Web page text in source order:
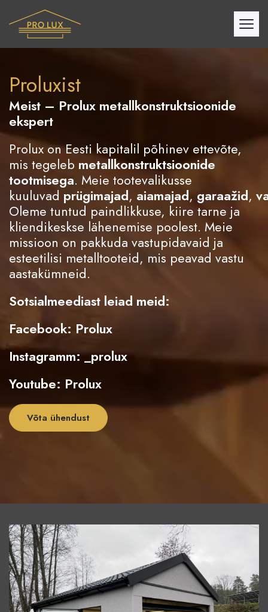
Proluxist
Meist – Prolux metallkonstruktsioonide
ekspert
Prolux on Eesti kapitalil põhinev ettevõte,
mis tegeleb metallkonstruktsioonide
tootmisega. Meie tootevalikusse
kuuluvad prügimajad, aiamajad, garaažid,
Oleme tuntud paindlikkuse, kiire tarne ja
kliendikeskse lähenemise poolest. Meie
missioon on pakkuda vastupidavaid ja
esteetilisi metalltooteid, mis peavad vastu
aastakümneid.
Sotsialmeediast leiad meid:
Facebook: Prolux
Instagramm: _prolux
Youtube: Prolux
Võta ühendust